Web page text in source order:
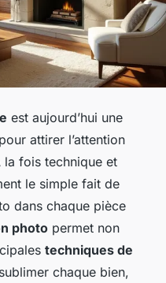
est aujourd’hui une
attirer l’attention
la fois technique et
le simple fait de
dans chaque pièce
photo permet non
techniques de
chaque bien,